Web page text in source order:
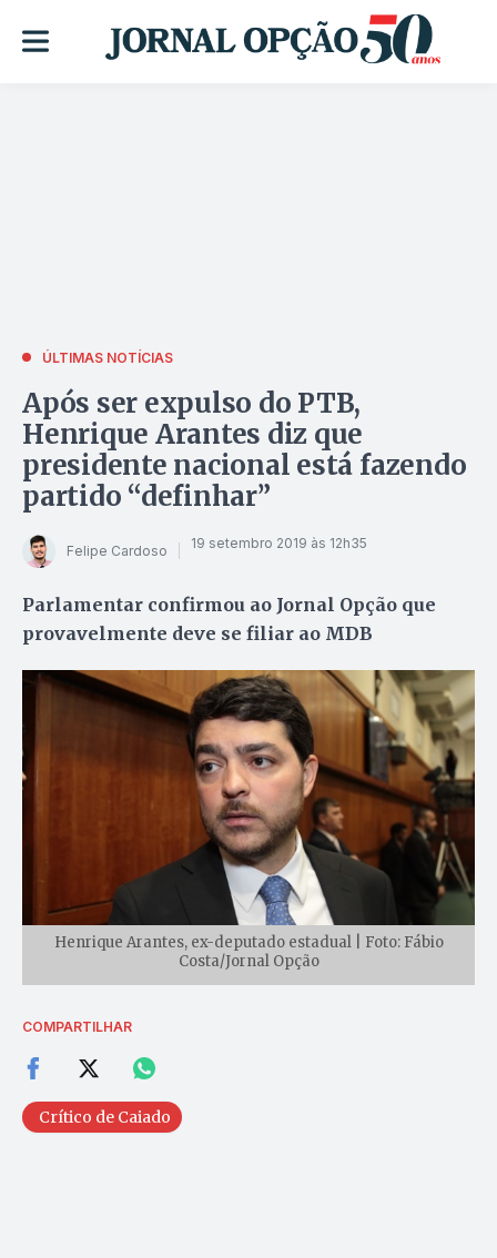
ÚLTIMAS NOTÍCIAS
Após ser expulso do PTB,
Henrique Arantes diz que
presidente nacional está fazendo
partido “definhar”
Felipe Cardoso 19 setembro 2019 às 12h35
Parlamentar confirmou ao Jornal Opção que
provavelmente deve se filiar ao MDB
Henrique Arantes, ex-deputado estadual | Foto: Fábio
Costa/Jornal Opção
COMPARTILHAR
Crítico de Caiado